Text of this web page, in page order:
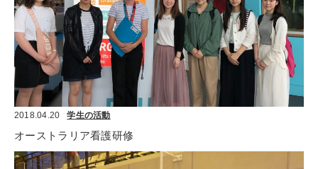
2018.04.20 学生の活動
オーストラリア看護研修